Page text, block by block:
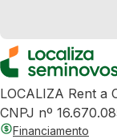
LOCALIZA Rent a
CNPJ nº
Financiamento